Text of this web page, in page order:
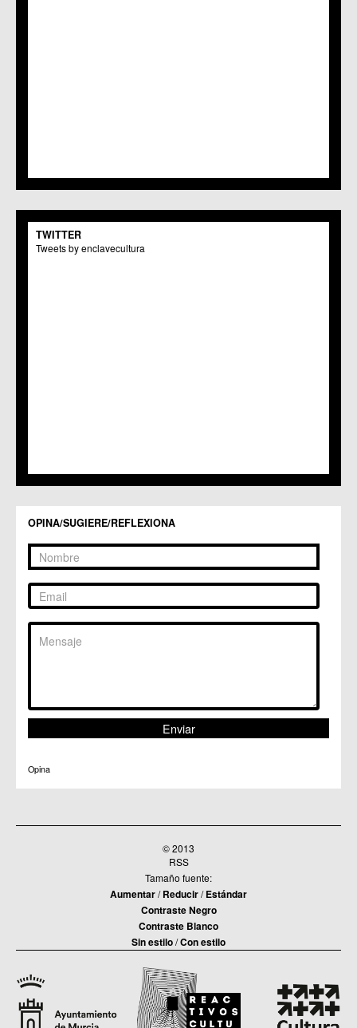
TWITTER
Tweets by enclavecultura
OPINA/SUGIERE/REFLEXIONA
Opina
© 2013
RSS
Tamaño fuente:
Aumentar/Reducir/Estándar
Contraste Negro
Contraste Blanco
Sin estilo/Con estilo